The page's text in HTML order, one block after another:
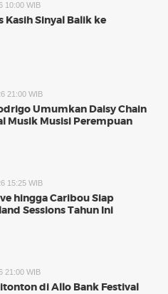
10:00 WIB
Kasih Sinyal Balik ke
21:00 WIB
Umumkan Daisy Chain
Musik Musisi Perempuan
15:25 WIB
hingga Caribou Siap
Sessions Tahun Ini
21:00 WIB
di Allo Bank Festival